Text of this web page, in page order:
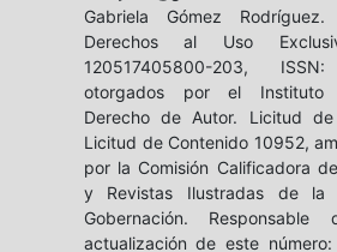
Ricalde
Las tecnoferencias
relaciones de
género: hallazgos
cualitativos
Tania Rodríguez Salazar
Bienestar animal en
Instagram:
Gabriela Gómez
Derechos al Uso
120517405800-203,
otorgados por el Instituto
Derecho de Autor. Licitud
Licitud de Contenido 10952,
por la Comisión Calificadora
y Revistas Ilustradas de la
Gobernación.
actualización de este número: